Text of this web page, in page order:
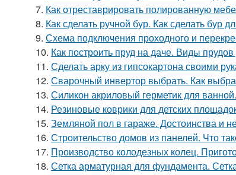
7. Как отреставрировать полированную
8. Как сделать ручной бур. Как сделать бур
9. Схема подключения проходного и
10. Как построить пруд на даче. Виды
11. Сделать арку из гипсокартона своими
12. Сварочный инвертор выбрать. Как
13. Силикон акриловый герметик для
14. Резиновые коврики для детских
15. Земляной пол в гараже. Достоинства и
16. Строительство домов из панелей. Что
17. Производство колодезных колец.
18. Сетка арматурная для фундамента.